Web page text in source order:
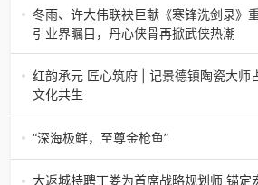
根逆袭”路济南电（记者 瑞夫 王克军 郭
的蒲草，能走多
冬雨、许大伟联袂巨献《寒锋洗剑录》
引业界瞩目，丹心侠骨再掀武侠热潮
【新书首发】冬雨、许大伟联袂巨献《
市！未发先火引业界瞩目，丹心侠骨再
可）近日，备受业界与读者双
红韵承元 匠心筑府 | 记景德镇陶瓷大师
文化共生
（中国晨报头条讯）景德镇的窑火，千
陶瓷瑰宝；元代釉里红的一抹艳红，穿
“深海极鲜，至尊金枪鱼”
“深海极鲜，至尊金枪鱼”苏州吴中白金
开鱼品鉴仪式圆满落幕2026年4月17日
大返城特聘丁娄为首席战略规划师 锚定